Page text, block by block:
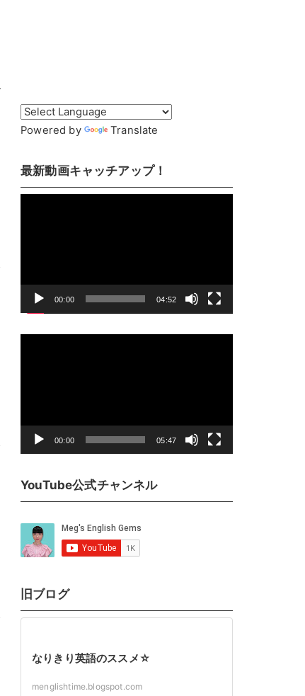
Powered by Translate
最新動画キャッチアップ！
ー
00:00 04:52
ー
00:00 05:47
YouTube公式チャンネル
旧ブログ
なりきり英語のススメ☆
menglishtime.blogspot.com